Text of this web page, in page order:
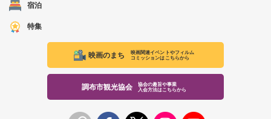
宿泊
特集
映画のまち
映画関連イベントやフィルム
コミッションはこちらから
調布市観光協会
協会の趣旨や事業
入会方法はこちらから